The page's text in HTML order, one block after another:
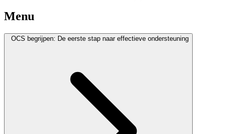
Menu
OCS begrijpen: De eerste stap naar effectieve ondersteuning